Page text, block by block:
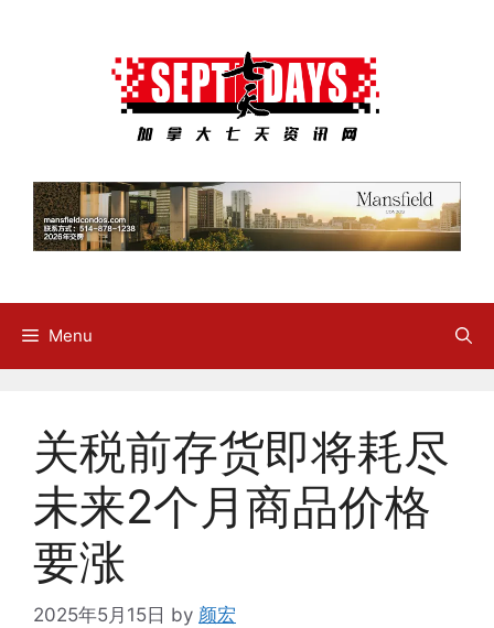
Menu
关税前存货即将耗尽
未来2个月商品价格
要涨
2025年5月15日 by 颜宏